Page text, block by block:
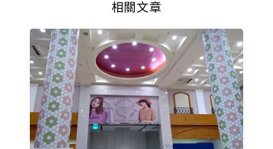
相關文章